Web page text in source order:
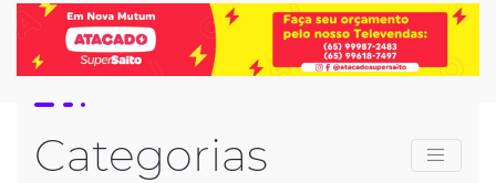
Categorias